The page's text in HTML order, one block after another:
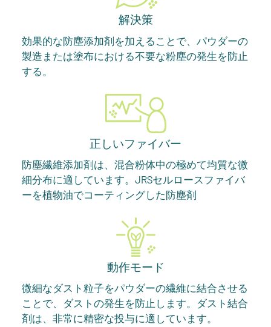
解決策
効果的な防塵添加剤を加えることで、パウダーの
製造または塗布における不要な粉塵の発生を防止
する。
正しいファイバー
防塵繊維添加剤は、混合粉体中の極めて均質な微
細分布に適しています。JRSセルロースファイバ
ーを植物油でコーティングした防塵剤
動作モード
微細なダスト粒子をパウダーの繊維に結合させる
ことで、ダストの発生を防止します。ダスト結合
剤は、非常に精密な投与に適しています。